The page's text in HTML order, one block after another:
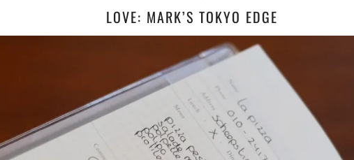
LOVE: MARK’S TOKYO EDGE